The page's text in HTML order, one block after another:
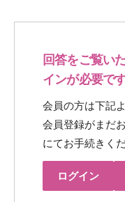
回答をご覧い
インが必要です
会員の方は下記
会員登録がまだ
にてお手続きくだ
ログイン